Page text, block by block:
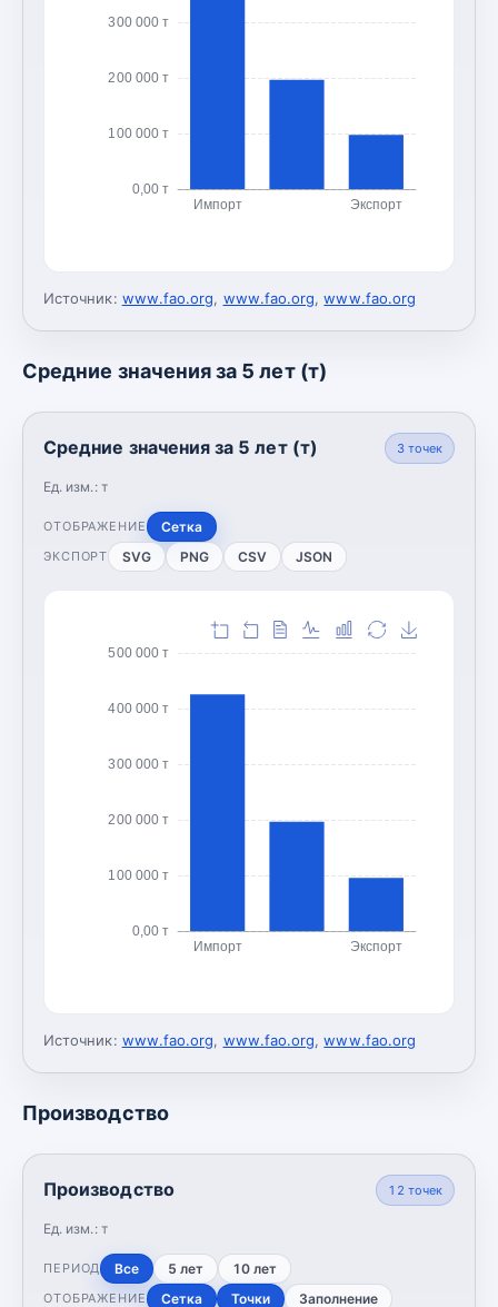
0,00 т
100 000 т
200 000 т
300 000 т
Импорт Экспорт
Источник: www.fao.org, www.fao.org,www.fao.org
Средние значения за 5 лет (т)
Средние значения за 5 лет (т)
Ед. изм.: т
3точек
ОТОБРАЖЕНИЕ Сетка
ЭКСПОРТ SVG PNG CSV JSON
0,00 т
100 000 т
200 000 т
300 000 т
400 000 т
500 000 т
Импорт Экспорт
Источник: www.fao.org, www.fao.org,www.fao.org
Производство
Производство
Ед. изм.: т
12 точек
ПЕРИОД Все 5 лет 10 лет
ОТОБРАЖЕНИЕ Сетка Точки Заполнение